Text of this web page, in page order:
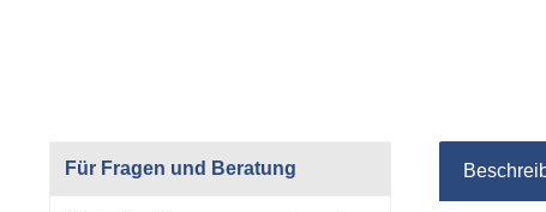
Für Fragen und Beratung